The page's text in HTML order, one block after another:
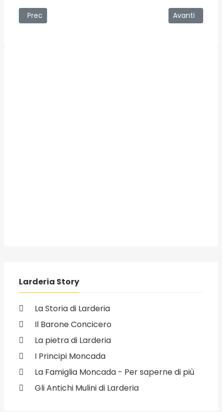
Articolo precedente: Sabato la Sagra di Carnevale a
Prec Articolo
Avanti
Larderia Story
La Storia di Larderia
Il Barone Concicero
La pietra di Larderia
I Principi Moncada
La Famiglia Moncada - Per saperne di più
Gli Antichi Mulini di Larderia